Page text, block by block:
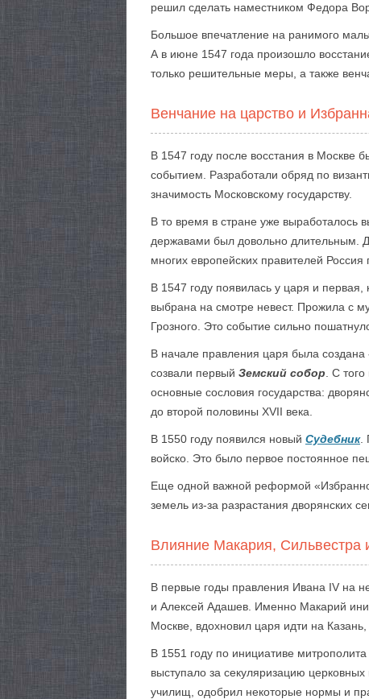
решил сделать наместником Федора
Большое впечатление на ранимого
А в июне 1547 года произошло
только решительные меры, а также
Венчание на царство и
В 1547 году после восстания в Москве
событием. Разработали обряд по
значимость Московскому государству.
В то время в стране уже выработалось
державами был довольно длительным.
многих европейских правителей
В 1547 году появилась у царя и
выбрана на смотре невест. Прожила с
Грозного. Это событие сильно
В начале правления царя была создана
созвали первый Земский собор . С
основные сословия государства:
до второй половины XVII века.
В 1550 году появился новый Судебник.
войско. Это было первое постоянное
Еще одной важной реформой
земель из-за разрастания дворянских
Влияние Макария,
В первые годы правления Ивана IV на
и Алексей Адашев. Именно Макарий
Москве, вдохновил царя идти на
В 1551 году по инициативе
выступало за секуляризацию
училищ, одобрил некоторые нормы и